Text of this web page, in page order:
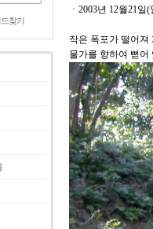
찾기
ㆍ2003년 12월21
작은 폭포가 떨어져
물가를 향하여 뻗어